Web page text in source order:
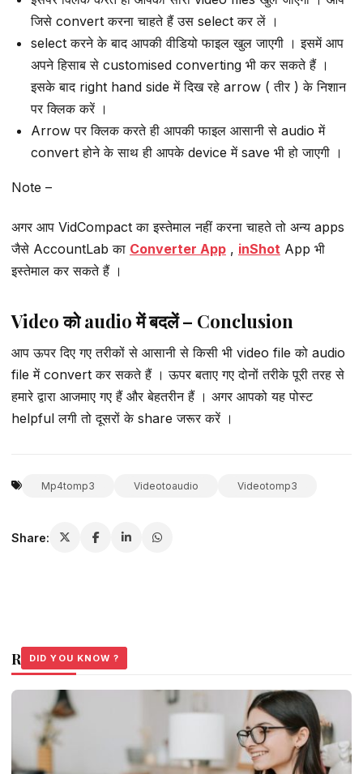
जिसे convert करना चाहते हैं उस select कर लें ।
select करने के बाद आपकी वीडियो फाइल खुल जाएगी । इसमें आप
अपने हिसाब से customised converting भी कर सकते हैं ।
इसके बाद right hand side में दिख रहे arrow ( तीर ) के निशान
पर क्लिक करें ।
Arrow पर क्लिक करते ही आपकी फाइल आसानी से audio में
convert होने के साथ ही आपके device में save भी हो जाएगी ।
Note –
अगर आप VidCompact का इस्तेमाल नहीं करना चाहते तो अन्य apps
जैसे AccountLab का Converter App , inShot App भी
इस्तेमाल कर सकते हैं ।
Video को audio में बदलें – Conclusion
आप ऊपर दिए गए तरीकों से आसानी से किसी भी video file को audio
file में convert कर सकते हैं । ऊपर बताए गए दोनों तरीके पूरी तरह से
हमारे द्वारा आजमाए गए हैं और बेहतरीन हैं । अगर आपको यह पोस्ट
helpful लगी तो दूसरों के share जरूर करें ।
Mp4tomp3 Videotoaudio Videotomp3
Share:
Related Stories
DID YOU KNOW ?
DID YOU KNOW ?
DID YOU KNOW ?